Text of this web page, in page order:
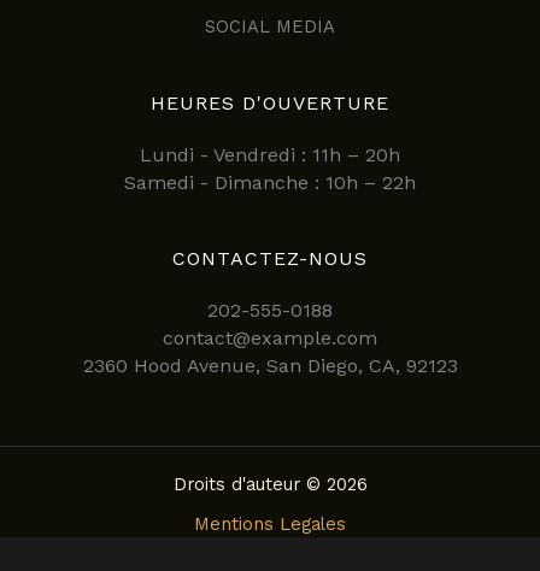
SOCIAL MEDIA
HEURES D'OUVERTURE
Lundi - Vendredi : 11h – 20h
Samedi - Dimanche : 10h – 22h
CONTACTEZ-NOUS
202-555-0188
contact@example.com
2360 Hood Avenue, San Diego, CA, 92123
Droits d'auteur © 2026
Mentions Legales